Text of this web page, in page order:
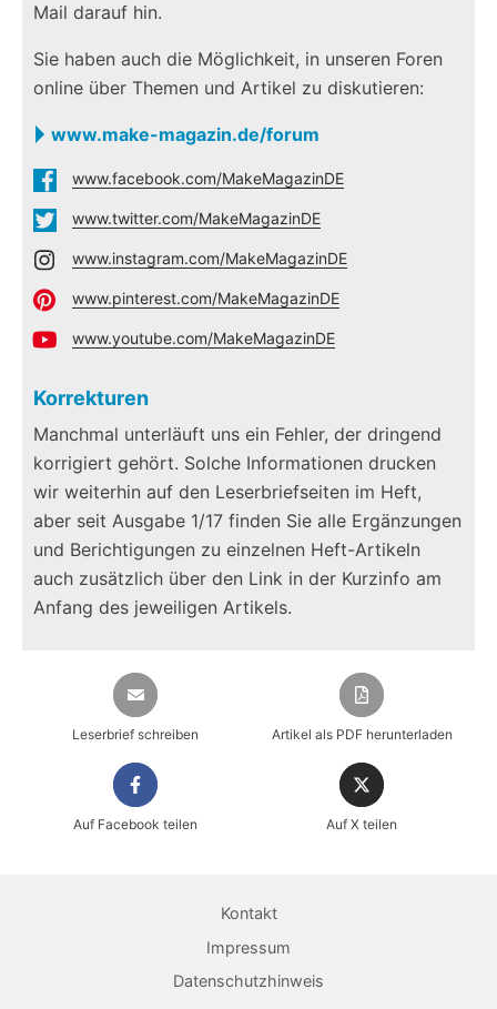
Mail darauf hin.
Sie haben auch die Möglichkeit, in unseren Foren
online über Themen und Artikel zu diskutieren:
www.make-magazin.de/forum
www.facebook.com/MakeMagazinDE
www.twitter.com/MakeMagazinDE
www.instagram.com/MakeMagazinDE
www.pinterest.com/MakeMagazinDE
www.youtube.com/MakeMagazinDE
Korrekturen
Manchmal unterläuft uns ein Fehler, der dringend
korrigiert gehört. Solche Informationen drucken
wir weiterhin auf den Leserbriefseiten im Heft,
aber seit Ausgabe 1/17 finden Sie alle Ergänzungen
und Berichtigungen zu einzelnen Heft-Artikeln
auch zusätzlich über den Link in der Kurzinfo am
Anfang des jeweiligen Artikels.
Leserbrief schreiben Artikel als PDF herunterladen
Auf Facebook teilen Auf X teilen
Kontakt
Impressum
Datenschutzhinweis